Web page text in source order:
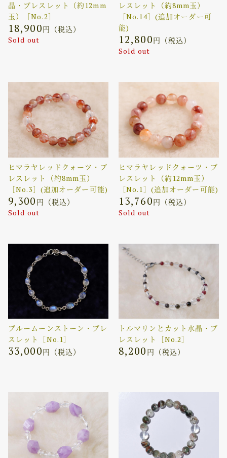
晶・ブレスレット（約12mm
玉）［No.2］
18,900円（税込）
Sold out
レスレット（約8mm玉）
［No.14］(追加オーダー可
能)
12,800円（税込）
Sold out
ヒマラヤレッドクォーツ・ブ
レスレット（約8mm玉）
［No.3］(追加オーダー可能)
9,300 円（税込）
Sold out
ヒマラヤレッドクォーツ・ブ
レスレット（約12mm玉）
［No.1］(追加オーダー可能)
13,760円（税込）
Sold out
ブルームーンストーン・ブレ
スレット［No.1］
33,000円（税込）
トルマリンとカット水晶・ブ
レスレット［No.2］
8,200 円（税込）